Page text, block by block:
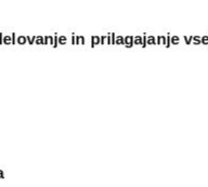
in prilagajanje